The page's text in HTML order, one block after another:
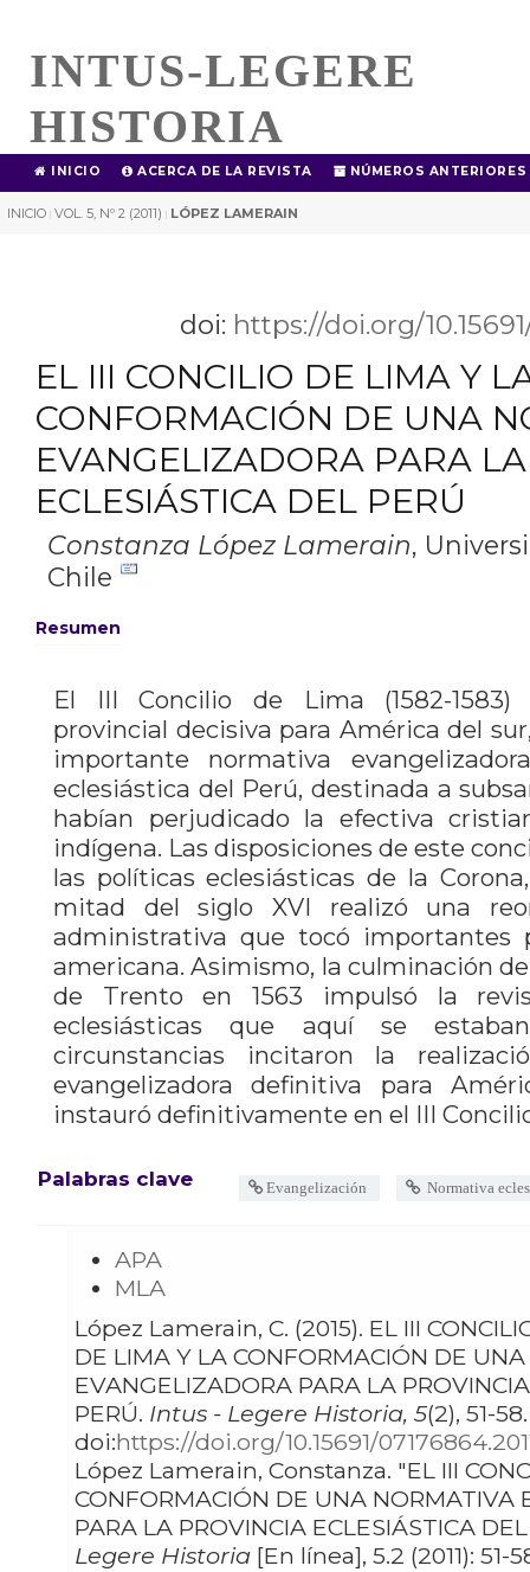
INTUS-LEGERE
HISTORIA
INICIO ACERCA DE LA REVISTA NÚMEROS ANTERIORES
INICIO | VOL. 5, Nº 2 (2011) | LÓPEZ LAMERAIN
doi: https://doi.org/
EL III CONCILIO DE LIMA Y
CONFORMACIÓN DE UNA
EVANGELIZADORA PARA
ECLESIÁSTICA DEL PERÚ
Constanza López Lamerain,
Chile
Resumen
El III Concilio de Lima (1582-
provincial decisiva para América del
importante normativa
eclesiástica del Perú, destinada a
habían perjudicado la efectiva
indígena. Las disposiciones de este
las políticas eclesiásticas de la
mitad del siglo XVI realizó una
administrativa que tocó importantes
americana. Asimismo, la culminación
de Trento en 1563 impulsó la
eclesiásticas que aquí se
circunstancias incitaron la
evangelizadora definitiva para
instauró definitivamente en el III
Palabras clave Evangelización Normativa
APA
MLA
López Lamerain, C. (2015). EL III CONCILIO
DE LIMA Y LA CONFORMACIÓN DE
EVANGELIZADORA PARA LA
PERÚ. Intus - Legere Historia, 5(2), 51-58.
doi:https://doi.org/10.15691/
López Lamerain, Constanza. "EL III CONCILIO DE LIMA Y LA
CONFORMACIÓN DE UNA NORMATIVA
PARA LA PROVINCIA ECLESIÁSTICA
Legere Historia